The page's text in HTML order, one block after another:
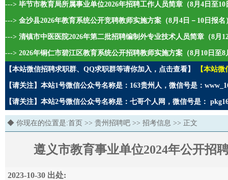
---> 毕节市教育局所属事业单位2026年招聘工作人员简章（8月4日至10
---> 金沙县2026年教育系统公开竞聘教师实施方案（8月4日－10日报名
---> 清镇市中医医院2026年第二批招聘编制外专业技术人员简章（8月
---> 2026年铜仁市碧江区教育系统公开招聘教师实施方案（8月10日至8
【本站微信招聘求职群、QQ求职群等请你加入，点击查看】 【本站
【请关注】本站1号微信公众号名称是：163贵州人，微信号是：
【请关注】本站2号微信公众号名称是：七哥个人网，微信号是：
◆ 你现在的位置是:首页 >> 贵州招聘吧 >> 招考信息 >> 正文
遵义市教育事业单位2024年公开招
2023-10-30 出处: